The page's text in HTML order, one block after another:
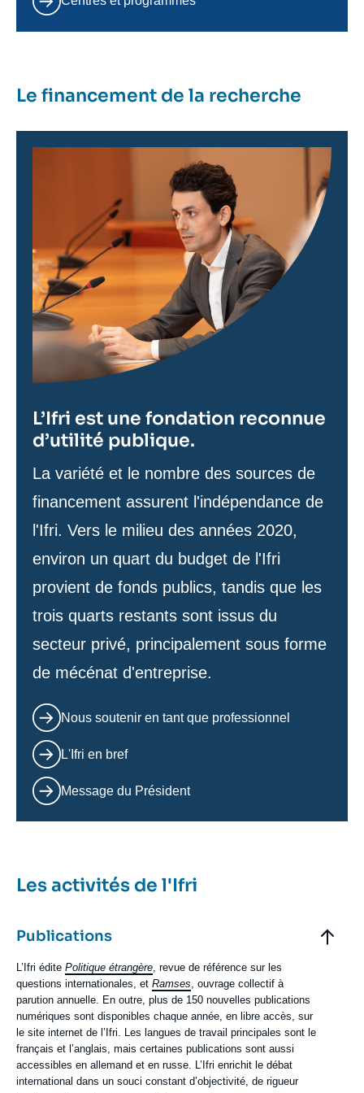
Le financement de la recherche
L’Ifri est une fondation reconnue
d’utilité publique.
Texte
de
contenu
La variété et le nombre des sources de
financement assurent l'indépendance de
l'Ifri. Vers le milieu des années 2020,
environ un quart du budget de l'Ifri
provient de fonds publics, tandis que les
trois quarts restants sont issus du
secteur privé, principalement sous forme
de mécénat d'entreprise.
Nous soutenir en tant que professionnel
L'Ifri en bref
Message du Président
Les activités de l'Ifri
accordéon
Titre
Publications
Contenu
texte
L’Ifri édite Politique étrangère, revue de référence sur les
questions internationales, et Ramses, ouvrage collectif à
parution annuelle. En outre, plus de 150 nouvelles publications
numériques sont disponibles chaque année, en libre accès, sur
le site internet de l’Ifri. Les langues de travail principales sont le
français et l’anglais, mais certaines publications sont aussi
accessibles en allemand et en russe. L’Ifri enrichit le débat
international dans un souci constant d’objectivité, de rigueur